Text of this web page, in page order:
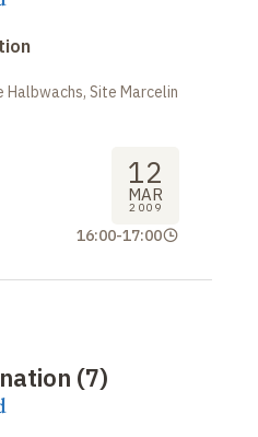
Site Marcelin
12
MAR
2009
16:00-17:00
(7)